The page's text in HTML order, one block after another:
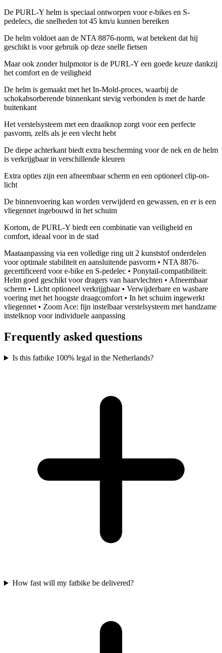
De PURL-Y helm is speciaal ontworpen voor e-bikes en S-
pedelecs, die snelheden tot 45 km/u kunnen bereiken
De helm voldoet aan de NTA 8876-norm, wat betekent dat hij
geschikt is voor gebruik op deze snelle fietsen
Maar ook zonder hulpmotor is de PURL-Y een goede keuze dankzij
het comfort en de veiligheid
De helm is gemaakt met het In-Mold-proces, waarbij de
schokabsorberende binnenkant stevig verbonden is met de harde
buitenkant
Het verstelsysteem met een draaiknop zorgt voor een perfecte
pasvorm, zelfs als je een vlecht hebt
De diepe achterkant biedt extra bescherming voor de nek en de helm
is verkrijgbaar in verschillende kleuren
Extra opties zijn een afneembaar scherm en een optioneel clip-on-
licht
De binnenvoering kan worden verwijderd en gewassen, en er is een
vliegennet ingebouwd in het schuim
Kortom, de PURL-Y biedt een combinatie van veiligheid en
comfort, ideaal voor in de stad
Maataanpassing via een volledige ring uit 2 kunststof onderdelen
voor optimale stabiliteit en aansluitende pasvorm • NTA 8876-
gecertificeerd voor e-bike en S-pedelec • Ponytail-compatibiliteit:
Helm goed geschikt voor dragers van haarvlechten • Afneembaar
scherm • Licht optioneel verkrijgbaar • Verwijderbare en wasbare
voering met het hoogste draagcomfort • In het schuim ingewerkt
vliegennet • Zoom Ace: fijn instelbaar verstelsysteem met handzame
instelknop voor individuele aanpassing
Frequently asked questions
Is this fatbike 100% legal in the Netherlands?
How fast will my fatbike be delivered?